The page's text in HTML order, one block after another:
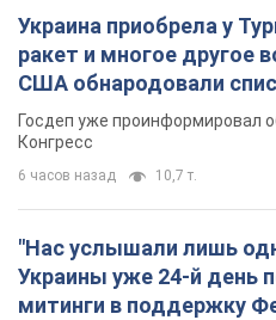
Украина приобрела у
ракет и многое другое
США обнародовали
Госдеп уже проинформировал
Конгресс
6 часов назад 10,7 т.
"Нас услышали лишь
Украины уже 24-й день
митинги в поддержку